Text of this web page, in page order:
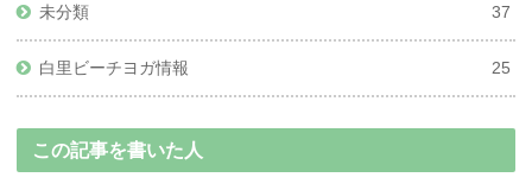
未分類 37
白里ビーチヨガ情報 25
この記事を書いた人